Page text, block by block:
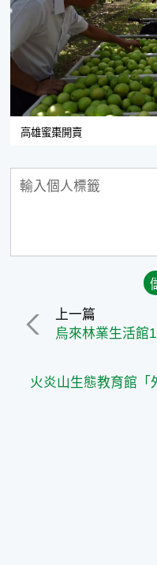
高雄蜜棗開賣
上一篇